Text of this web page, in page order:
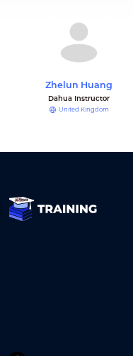
Zhelun Huang
Dahua Instructor
United Kingdom